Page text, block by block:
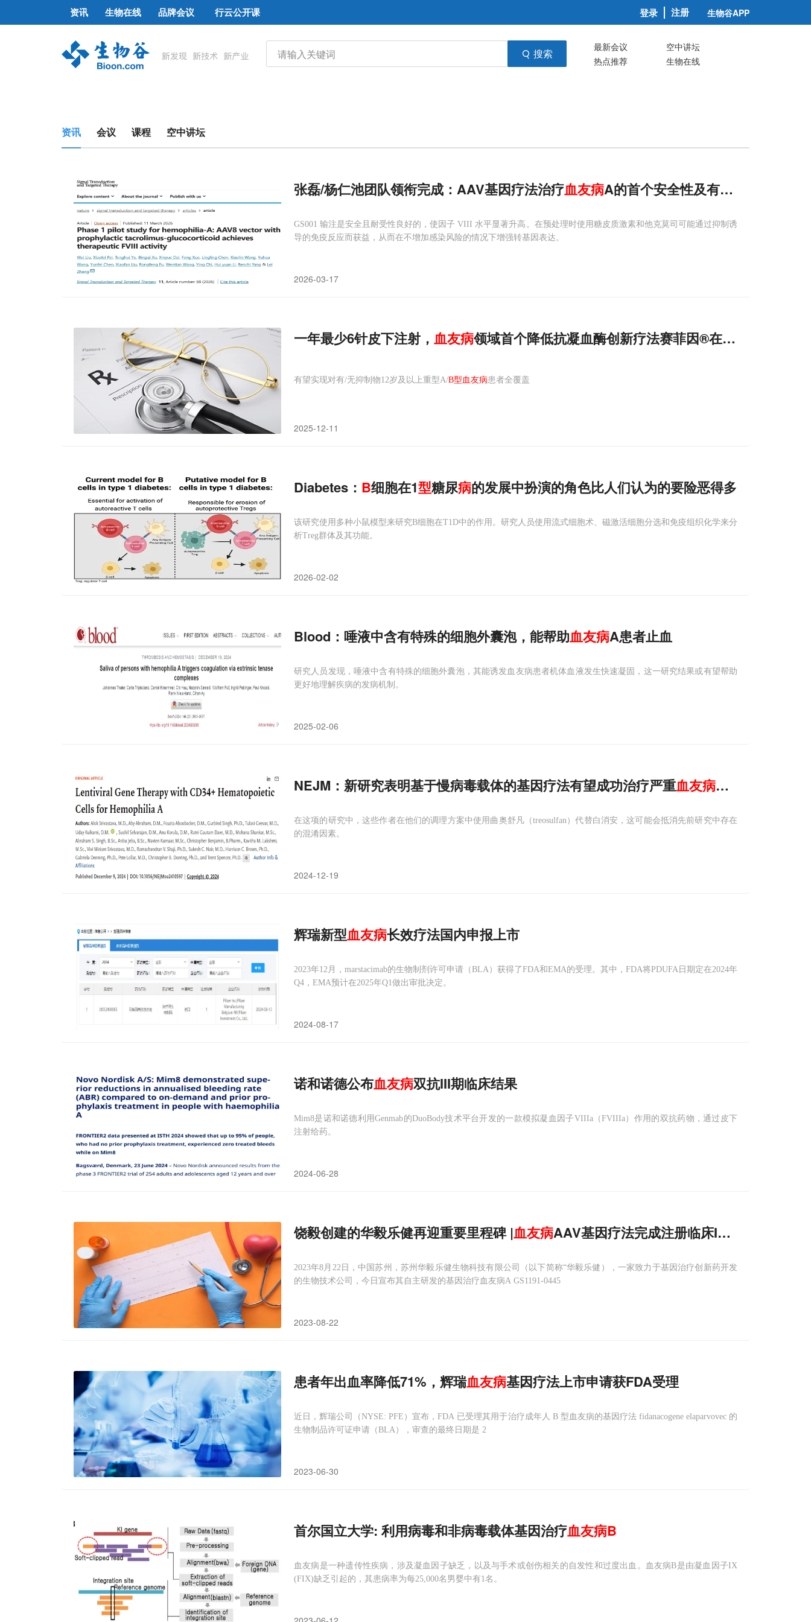
资讯 生物在线 品牌会议 行云公开课 登录 注册 生物谷APP
搜索 最新会议
空中讲坛
热点推荐
生物在线
资讯 会议 课程 空中讲坛
张磊/杨仁池团队领衔完成：AAV基因疗法治疗血友病A的首个安全性及有效性临床评估
GS001 输注是安全且耐受性良好的，使因子 VIII 水平显著升高。在预处理时使用糖皮质激素和他克莫司可能通过抑制诱
导的免疫反应而获益，从而在不增加感染风险的情况下增强转基因表达。
2026-03-17
一年最少6针皮下注射， 血友病领域首个降低抗凝血酶创新疗法赛菲因®在华获批
有望实现对有/无抑制物12岁及以上重型A/B型血友病患者全覆盖
2025-12-11
Diabetes： B细胞在1型糖尿病的发展中扮演的角色比人们认为的要险恶得多
该研究使用多种小鼠模型来研究B细胞在T1D中的作用。研究人员使用流式细胞术、磁激活细胞分选和免疫组织化学来分
析Treg群体及其功能。
2026-02-02
Blood：唾液中含有特殊的细胞外囊泡，能帮助血友病A患者止血
研究人员发现，唾液中含有特殊的细胞外囊泡，其能诱发血友病患者机体血液发生快速凝固，这一研究结果或有望帮助
更好地理解疾病的发病机制。
2025-02-06
NEJM：新研究表明基于慢病毒载体的基因疗法有望成功治疗严重血友病A患者
在这项的研究中，这些作者在他们的调理方案中使用曲奥舒凡（treosulfan）代替白消安，这可能会抵消先前研究中存在
的混淆因素。
2024-12-19
辉瑞新型血友病长效疗法国内申报上市
2023年12月，marstacimab的生物制剂许可申请（BLA）获得了FDA和EMA的受理。其中，FDA将PDUFA日期定在2024年
Q4，EMA预计在2025年Q1做出审批决定。
2024-08-17
诺和诺德公布血友病双抗III期临床结果
Mim8是诺和诺德利用Genmab的DuoBody技术平台开发的一款模拟凝血因子VIIIa（FVIIIa）作用的双抗药物，通过皮下
注射给药。
2024-06-28
饶毅创建的华毅乐健再迎重要里程碑 |血友病AAV基因疗法完成注册临床I期首例受试者
2023年8月22日，中国苏州，苏州华毅乐健生物科技有限公司（以下简称“华毅乐健），一家致力于基因治疗创新药开发
的生物技术公司，今日宣布其自主研发的基因治疗血友病A GS1191-0445
2023-08-22
患者年出血率降低71%，辉瑞血友病基因疗法上市申请获FDA受理
近日，辉瑞公司（NYSE: PFE）宣布，FDA 已受理其用于治疗成年人 B 型血友病的基因疗法 fidanacogene elaparvovec 的
生物制品许可证申请（BLA），审查的最终日期是 2
2023-06-30
首尔国立大学: 利用病毒和非病毒载体基因治疗血友病B
血友病是一种遗传性疾病，涉及凝血因子缺乏，以及与手术或创伤相关的自发性和过度出血。血友病B是由凝血因子IX
(FIX)缺乏引起的，其患病率为每25,000名男婴中有1名。